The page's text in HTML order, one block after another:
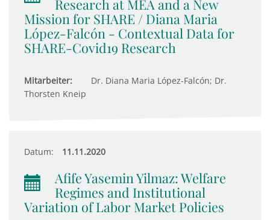
Research at MEA and a New
Mission for SHARE / Diana Maria
López-Falcón - Contextual Data for
SHARE-Covid19 Research
Mitarbeiter:
Dr. Diana Maria López-Falcón; Dr.
Thorsten Kneip
Datum: 11.11.2020
Afife Yasemin Yilmaz: Welfare
Regimes and Institutional
Variation of Labor Market Policies